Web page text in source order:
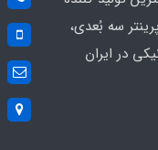
سه بُعدی،
در ایران